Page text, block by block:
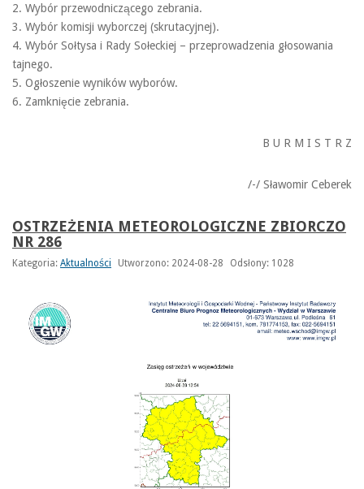
2. Wybór przewodniczącego zebrania.
3. Wybór komisji wyborczej (skrutacyjnej).
4. Wybór Sołtysa i Rady Sołeckiej – przeprowadzenia głosowania
tajnego.
5. Ogłoszenie wyników wyborów.
6. Zamknięcie zebrania.
B U R M I S T R Z
/-/ Sławomir Ceberek
OSTRZEŻENIA METEOROLOGICZNE ZBIORCZO
NR 286
Kategoria: Aktualności Utworzono: 2024-08-28 Odsłony: 1028